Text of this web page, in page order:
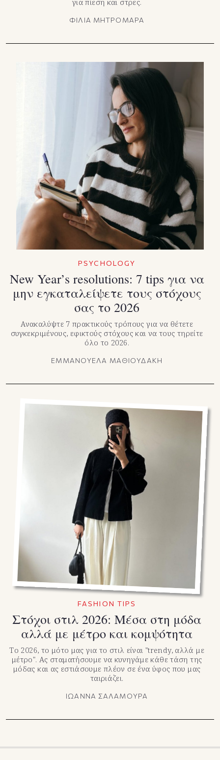
για πίεση και στρες.
ΦΙΛΙΑ ΜΗΤΡΟΜΑΡΑ
PSYCHOLOGY
New Year’s resolutions: 7 tips για να
μην εγκαταλείψετε τους στόχους
σας το 2026
Ανακαλύψτε 7 πρακτικούς τρόπους για να θέτετε
συγκεκριμένους, εφικτούς στόχους και να τους τηρείτε
όλο το 2026.
ΕΜΜΑΝΟΥΕΛΑ ΜΑΘΙΟΥΔΑΚΗ
FASHION TIPS
Στόχοι στιλ 2026: Μέσα στη μόδα
αλλά με μέτρο και κομψότητα
Το 2026, το μότο μας για το στιλ είναι "trendy, αλλά με
μέτρο". Ας σταματήσουμε να κυνηγάμε κάθε τάση της
μόδας και ας εστιάσουμε πλέον σε ένα ύφος που μας
ταιριάζει.
ΙΩΑΝΝΑ ΣΑΛΑΜΟΥΡΑ